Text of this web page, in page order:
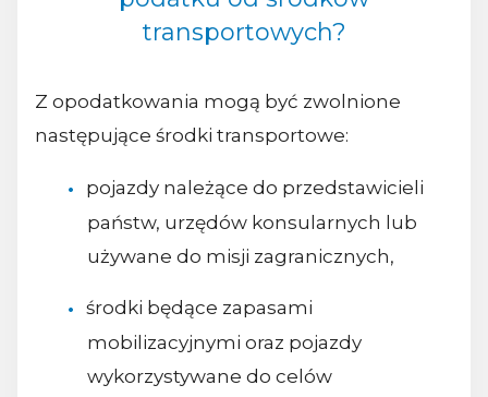
transportowych?
Z opodatkowania mogą być zwolnione
następujące środki transportowe:
pojazdy należące do przedstawicieli
państw, urzędów konsularnych lub
używane do misji zagranicznych,
środki będące zapasami
mobilizacyjnymi oraz pojazdy
wykorzystywane do celów